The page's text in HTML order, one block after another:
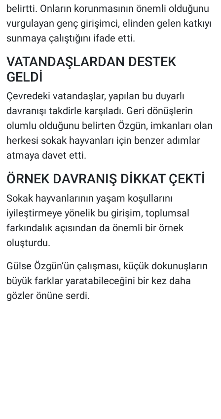
belirtti. Onların korunmasının önemli olduğunu
vurgulayan genç girişimci, elinden gelen katkıyı
sunmaya çalıştığını ifade etti.
VATANDAŞLARDAN DESTEK
GELDİ
Çevredeki vatandaşlar, yapılan bu duyarlı
davranışı takdirle karşıladı. Geri dönüşlerin
olumlu olduğunu belirten Özgün, imkanları olan
herkesi sokak hayvanları için benzer adımlar
atmaya davet etti.
ÖRNEK DAVRANIŞ DİKKAT ÇEKTİ
Sokak hayvanlarının yaşam koşullarını
iyileştirmeye yönelik bu girişim, toplumsal
farkındalık açısından da önemli bir örnek
oluşturdu.
Gülse Özgün’ün çalışması, küçük dokunuşların
büyük farklar yaratabileceğini bir kez daha
gözler önüne serdi.